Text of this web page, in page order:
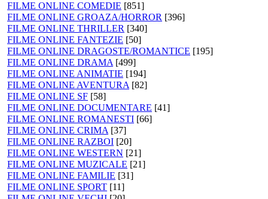
FILME ONLINE COMEDIE [851]
FILME ONLINE GROAZA/HORROR [396]
FILME ONLINE THRILLER [340]
FILME ONLINE FANTEZIE [50]
FILME ONLINE DRAGOSTE/ROMANTICE [195]
FILME ONLINE DRAMA [499]
FILME ONLINE ANIMATIE [194]
FILME ONLINE AVENTURA [82]
FILME ONLINE SF [58]
FILME ONLINE DOCUMENTARE [41]
FILME ONLINE ROMANESTI [66]
FILME ONLINE CRIMA [37]
FILME ONLINE RAZBOI [20]
FILME ONLINE WESTERN [21]
FILME ONLINE MUZICALE [21]
FILME ONLINE FAMILIE [31]
FILME ONLINE SPORT [11]